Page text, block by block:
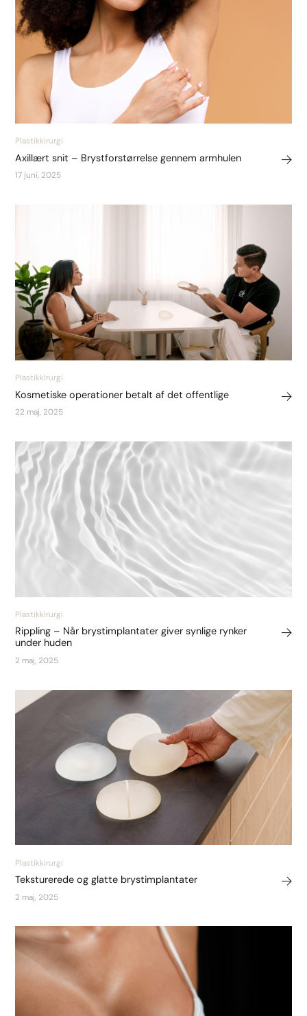
Plastikkirurgi
Axillært snit – Brystforstørrelse gennem armhulen
17 juni, 2025
Plastikkirurgi
Kosmetiske operationer betalt af det offentlige
22 maj, 2025
Plastikkirurgi
Rippling – Når brystimplantater giver synlige rynker
under huden
2 maj, 2025
Plastikkirurgi
Teksturerede og glatte brystimplantater
2 maj, 2025